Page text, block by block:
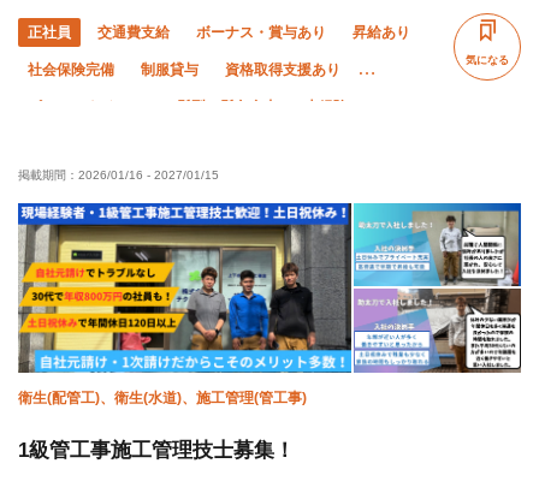
正社員 交通費支給 ボーナス・賞与あり 昇給あり
社会保険完備 制服貸与 資格取得支援あり
外国人活躍中 土日休み
気になる
掲載期間： 2026/01/16 - 2027/01/15
衛生(配管工)、衛生(水道)、施工管理(管工事)
1級管工事施工管理技士募集！